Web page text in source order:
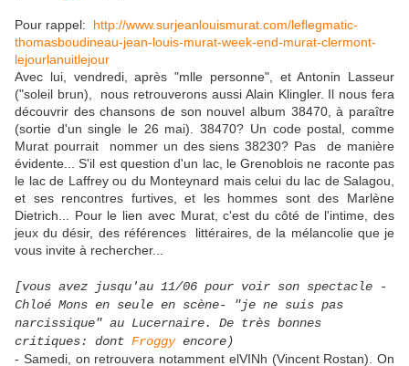
Pour rappel: http://www.surjeanlouismurat.com/leflegmatic-
thomasboudineau-jean-louis-murat-week-end-murat-clermont-
lejourlanuitlejour
Avec lui, vendredi, après "mlle personne", et Antonin Lasseur
("soleil brun), nous retrouverons aussi Alain Klingler. Il nous fera
découvrir des chansons de son nouvel album 38470, à paraître
(sortie d'un single le 26 mai). 38470? Un code postal, comme
Murat pourrait nommer un des siens 38230? Pas de manière
évidente... S'il est question d'un lac, le Grenoblois ne raconte pas
le lac de Laffrey ou du Monteynard mais celui du lac de Salagou,
et ses rencontres furtives, et les hommes sont des Marlène
Dietrich... Pour le lien avec Murat, c'est du côté de l'intime, des
jeux du désir, des références littéraires, de la mélancolie que je
vous invite à rechercher...
[vous avez jusqu'au 11/06 pour voir son spectacle -
Chloé Mons en seule en scène- "je ne suis pas
narcissique" au Lucernaire. De très bonnes
critiques: dont Froggyencore)
- Samedi, on retrouvera notamment elVINh (Vincent Rostan). On